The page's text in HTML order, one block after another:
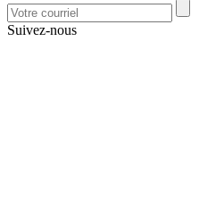
Suivez-nous